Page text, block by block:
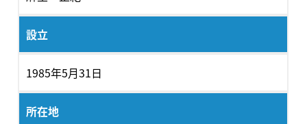
設立
1985年5月31日
所在地